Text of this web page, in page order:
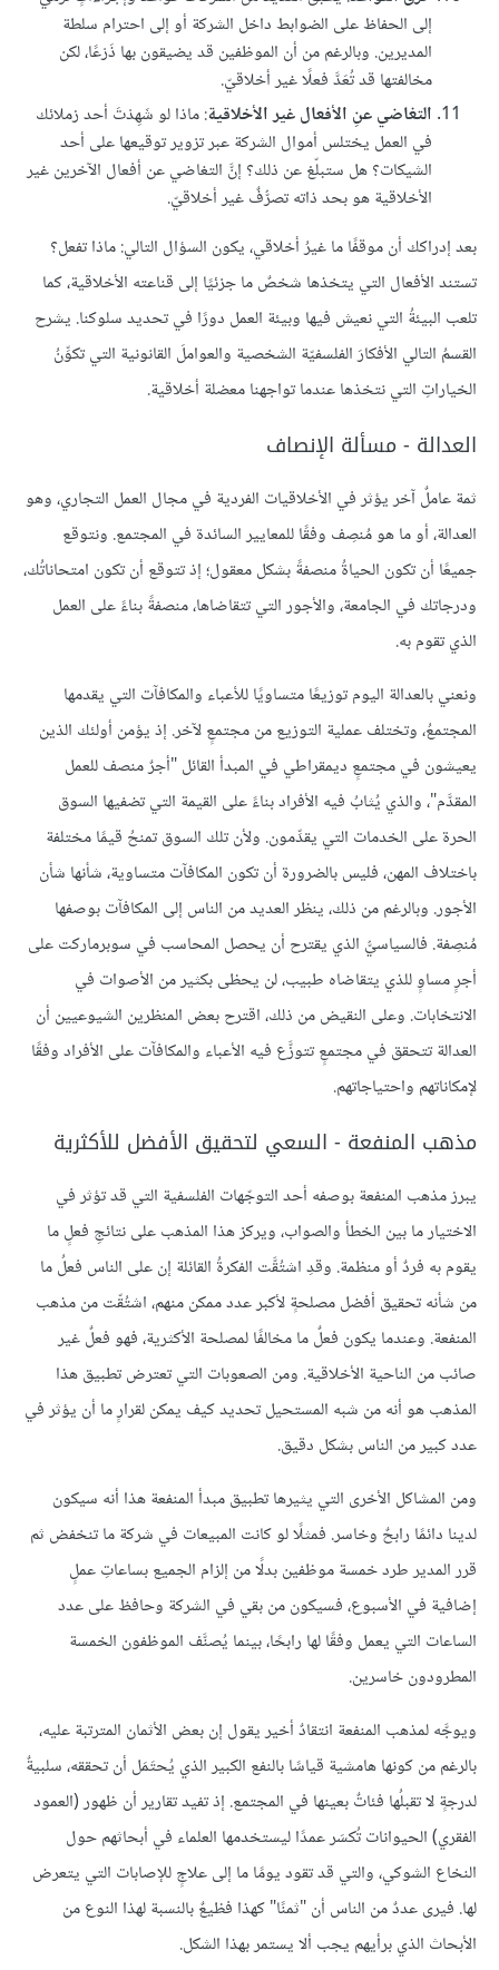
إلى الحفاظ على الضوابط داخل الشركة أو إلى احترام سلطة
المديرين. وبالرغم من أن الموظفين قد يضيقون بها ذَرْعًا، لكن
مخالفتها قد تُعَدَّ فعلًا غير أخلاقيّ.
التغاضي عنِ الأفعال غير الأخلاقية: ماذا لو شَهِدْتَ أحد زملائك
في العمل يختلس أموال الشركة عبر تزوير توقيعها على أحد
الشيكات؟ هل ستبلّغ عن ذلك؟ إنَّ التغاضي عن أفعال الآخرين غير
الأخلاقية هو بحد ذاته تصرُّفٌ غير أخلاقيّ.
بعد إدراكك أن موقفًا ما غيرُ أخلاقي، يكون السؤال التالي: ماذا تفعل؟
تستند الأفعال التي يتخذها شخصٌ ما جزئيًا إلى قناعته الأخلاقية، كما
تلعب البيئةُ التي نعيش فيها وبيئة العمل دورًا في تحديد سلوكنا. يشرح
القسمُ التالي الأفكارَ الفلسفيّة الشخصية والعواملَ القانونية التي تكوِّنُ
الخياراتِ التي نتخذها عندما تواجهنا معضلة أخلاقية.
العدالة - مسألة الإنصاف
ثمة عاملٌ آخر يؤثر في الأخلاقيات الفردية في مجال العمل التجاري، وهو
العدالة، أو ما هو مُنصِف وفقًا للمعايير السائدة في المجتمع. ونتوقع
جميعًا أن تكون الحياةُ منصفةً بشكل معقول؛ إذ تتوقع أن تكون امتحاناتُك،
ودرجاتك في الجامعة، والأجور التي تتقاضاها، منصفةً بناءً على العمل
الذي تقوم به.
ونعني بالعدالة اليوم توزيعًا متساويًا للأعباء والمكافآت التي يقدمها
المجتمعُ، وتختلف عملية التوزيع من مجتمعٍ لآخر. إذ يؤمن أولئك الذين
يعيشون في مجتمعٍ ديمقراطي في المبدأ القائل "أجرٌ منصف للعمل
المقدَّم"، والذي يُثابُ فيه الأفراد بناءً على القيمة التي تضفيها السوق
الحرة على الخدمات التي يقدِّمون. ولأن تلك السوق تمنحُ قيمًا مختلفة
باختلاف المهن، فليس بالضرورة أن تكون المكافآت متساوية، شأنها شأن
الأجور. وبالرغم من ذلك، ينظر العديد من الناس إلى المكافآت بوصفها
مُنصِفة. فالسياسيُّ الذي يقترح أن يحصل المحاسب في سوبرماركت على
أجرٍ مساوٍ للذي يتقاضاه طبيب، لن يحظى بكثير من الأصوات في
الانتخابات. وعلى النقيض من ذلك، اقترح بعض المنظرين الشيوعيين أن
العدالة تتحقق في مجتمعٍ تتوزَّع فيه الأعباء والمكافآت على الأفراد وفقًا
لإمكاناتهم واحتياجاتهم.
مذهب المنفعة - السعي لتحقيق الأفضل للأكثرية
يبرز مذهب المنفعة بوصفه أحد التوجّهات الفلسفية التي قد تؤثر في
الاختيار ما بين الخطأ والصواب، ويركز هذا المذهب على نتائجِ فعلٍ ما
يقوم به فردٌ أو منظمة. وقدِ اشتُقَّت الفكرةُ القائلة إن على الناس فعلُ ما
من شأنه تحقيق أفضل مصلحةٍ لأكبر عدد ممكن منهم، اشتُقّت من مذهب
المنفعة. وعندما يكون فعلٌ ما مخالفًا لمصلحة الأكثرية، فهو فعلٌ غير
صائب من الناحية الأخلاقية. ومن الصعوبات التي تعترض تطبيق هذا
المذهب هو أنه من شبه المستحيل تحديد كيف يمكن لقرارٍ ما أن يؤثر في
عدد كبير من الناس بشكل دقيق.
ومن المشاكل الأخرى التي يثيرها تطبيق مبدأ المنفعة هذا أنه سيكون
لدينا دائمًا رابحٌ وخاسر. فمثلًا لو كانت المبيعات في شركة ما تنخفض ثم
قرر المدير طرد خمسة موظفين بدلًا من إلزام الجميع بساعاتِ عملٍ
إضافية في الأسبوع، فسيكون من بقي في الشركة وحافظ على عدد
الساعات التي يعمل وفقًا لها رابحًا، بينما يُصنَّف الموظفون الخمسة
المطرودون خاسرين.
ويوجَّه لمذهب المنفعة انتقادٌ أخير يقول إن بعض الأثمان المترتبة عليه،
بالرغم من كونها هامشية قياسًا بالنفع الكبير الذي يُحتَمَل أن تحققه، سلبيةٌ
لدرجةٍ لا تقبلُها فئاتٌ بعينها في المجتمع. إذ تفيد تقارير أن ظهور (العمود
الفقري) الحيوانات تُكسَر عمدًا ليستخدمها العلماء في أبحاثهم حول
النخاع الشوكي، والتي قد تقود يومًا ما إلى علاجٍ للإصابات التي يتعرض
لها. فيرى عددٌ من الناس أن "ثمنًا" كهذا فظيعٌ بالنسبة لهذا النوع من
الأبحاث الذي برأيهم يجب ألا يستمر بهذا الشكل.